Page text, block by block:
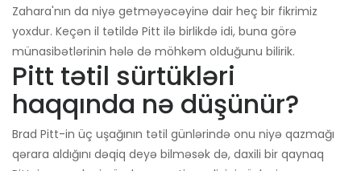
Zahara'nın da niyə getməyəcəyinə dair heç bir fikrimiz
yoxdur. Keçən il tətildə Pitt ilə birlikdə idi, buna görə
münasibətlərinin hələ də möhkəm olduğunu bilirik.
Pitt tətil sürtükləri
haqqında nə düşünür?
Brad Pitt-in üç uşağının tətil günlərində onu niyə qazmağı
qərara aldığını dəqiq deyə bilməsək də, daxili bir qaynaq